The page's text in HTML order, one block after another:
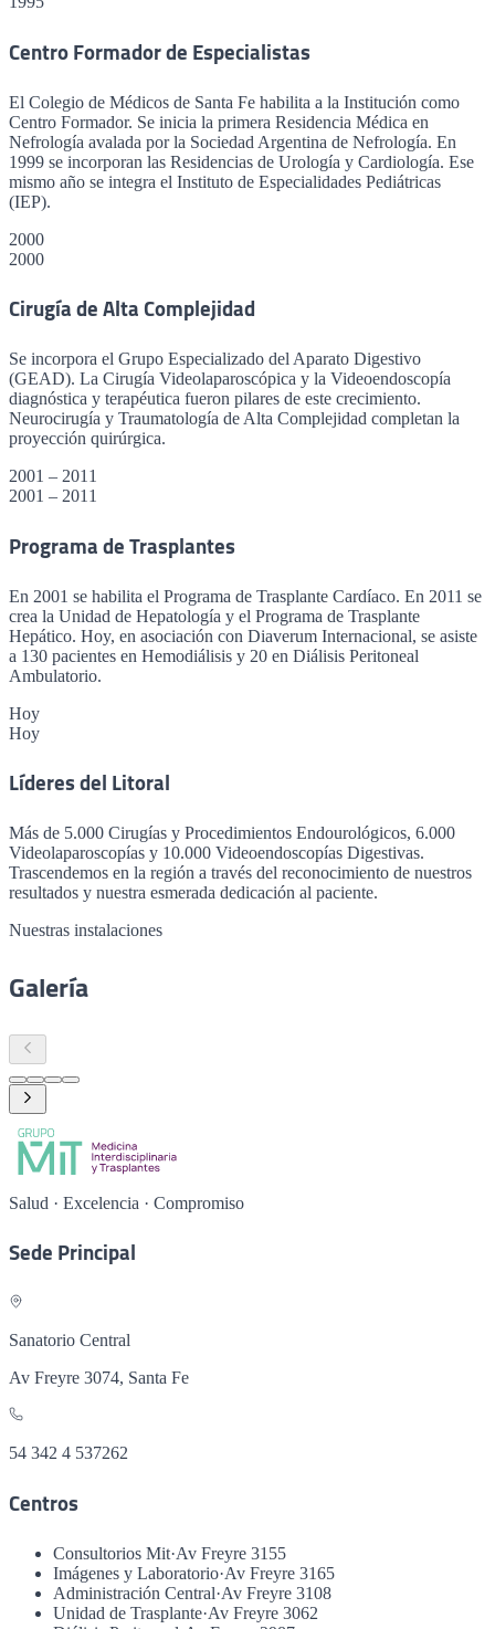
Centro Formador de Especialistas
El Colegio de Médicos de Santa Fe habilita a la Institución como
Centro Formador. Se inicia la primera Residencia Médica en
Nefrología avalada por la Sociedad Argentina de Nefrología. En
1999 se incorporan las Residencias de Urología y Cardiología. Ese
mismo año se integra el Instituto de Especialidades Pediátricas
(IEP).
2000
2000
Cirugía de Alta Complejidad
Se incorpora el Grupo Especializado del Aparato Digestivo
(GEAD). La Cirugía Videolaparoscópica y la Videoendoscopía
diagnóstica y terapéutica fueron pilares de este crecimiento.
Neurocirugía y Traumatología de Alta Complejidad completan la
proyección quirúrgica.
2001 – 2011
2001 – 2011
Programa de Trasplantes
En 2001 se habilita el Programa de Trasplante Cardíaco. En 2011 se
crea la Unidad de Hepatología y el Programa de Trasplante
Hepático. Hoy, en asociación con Diaverum Internacional, se asiste
a 130 pacientes en Hemodiálisis y 20 en Diálisis Peritoneal
Ambulatorio.
Hoy
Hoy
Líderes del Litoral
Más de 5.000 Cirugías y Procedimientos Endourológicos, 6.000
Videolaparoscopías y 10.000 Videoendoscopías Digestivas.
Trascendemos en la región a través del reconocimiento de nuestros
resultados y nuestra esmerada dedicación al paciente.
Nuestras instalaciones
Galería
Salud · Excelencia · Compromiso
Sede Principal
Sanatorio Central
Av Freyre 3074, Santa Fe
54 342 4 537262
Centros
Consultorios Mit·Av Freyre 3155
Imágenes y Laboratorio·Av Freyre 3165
Administración Central·Av Freyre 3108
Unidad de Trasplante·Av Freyre 3062